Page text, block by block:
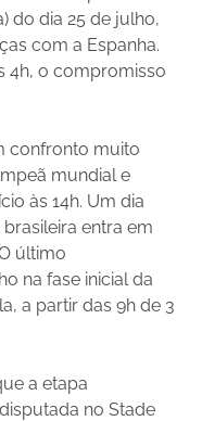
do dia 25 de julho,
com a Espanha.
4h, o compromisso
confronto muito
mundial e
às 14h. Um dia
entra em
último
na fase inicial da
a partir das 9h de 3
a etapa
no Stade